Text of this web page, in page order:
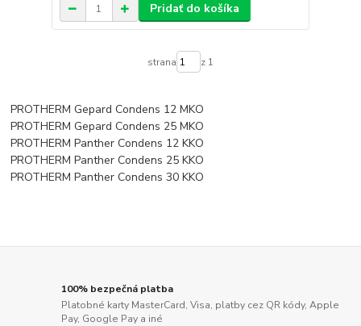
Pridať do košíka
strana z 1
PROTHERM Gepard Condens 12 MKO
PROTHERM Gepard Condens 25 MKO
PROTHERM Panther Condens 12 KKO
PROTHERM Panther Condens 25 KKO
PROTHERM Panther Condens 30 KKO
100% bezpečná platba
Platobné karty MasterCard, Visa, platby cez QR kódy, Apple
Pay, Google Pay a iné